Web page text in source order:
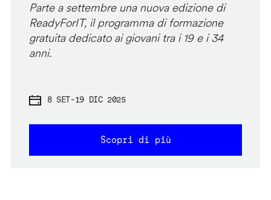
Parte a settembre una nuova edizione di
ReadyForIT, il programma di formazione
gratuita dedicato ai giovani tra i 19 e i 34
anni.
8 SET-19 DIC 2025
Scopri di più